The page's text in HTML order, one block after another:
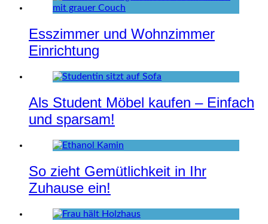
Esszimmer und Wohnzimmer
Einrichtung
Als Student Möbel kaufen – Einfach
und sparsam!
So zieht Gemütlichkeit in Ihr
Zuhause ein!